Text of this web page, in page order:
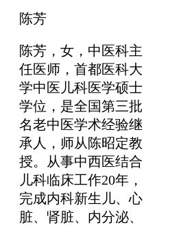
陈芳
陈芳，女，中医科主
任医师，首都医科大
学中医儿科医学硕士
学位，是全国第三批
名老中医学术经验继
承人，师从陈昭定教
授。从事中西医结合
儿科临床工作20年，
完成内科新生儿、心
脏、肾脏、内分泌、